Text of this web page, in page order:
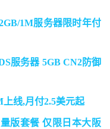
1M服务器限时年付
服务器 5GB CN2防御
上线,月付2.5美元起
版套餐 仅限日本大阪